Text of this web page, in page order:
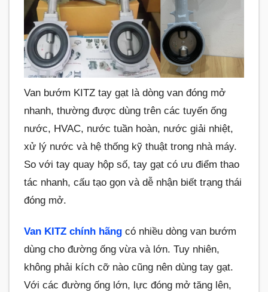
Van bướm KITZ tay gạt là dòng van đóng mở
nhanh, thường được dùng trên các tuyến ống
nước, HVAC, nước tuần hoàn, nước giải nhiệt,
xử lý nước và hệ thống kỹ thuật trong nhà máy.
So với tay quay hộp số, tay gạt có ưu điểm thao
tác nhanh, cấu tạo gọn và dễ nhận biết trạng thái
đóng mở.
Van KITZ chính hãngcó nhiều dòng van bướm
dùng cho đường ống vừa và lớn. Tuy nhiên,
không phải kích cỡ nào cũng nên dùng tay gạt.
Với các đường ống lớn, lực đóng mở tăng lên,